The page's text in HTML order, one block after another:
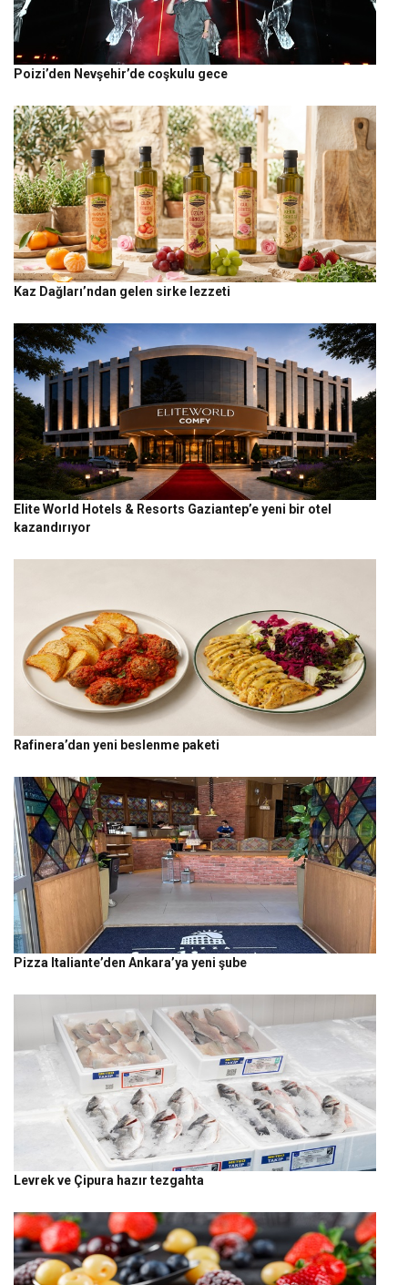
Poizi’den Nevşehir’de coşkulu gece
Kaz Dağları’ndan gelen sirke lezzeti
Elite World Hotels & Resorts Gaziantep’e yeni bir otel
kazandırıyor
Rafinera’dan yeni beslenme paketi
Pizza Italiante’den Ankara’ya yeni şube
Levrek ve Çipura hazır tezgahta